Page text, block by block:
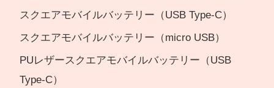
スクエアモバイルバッテリー（USB Type-C）
スクエアモバイルバッテリー（micro USB）
PUレザースクエアモバイルバッテリー（USB
Type-C）